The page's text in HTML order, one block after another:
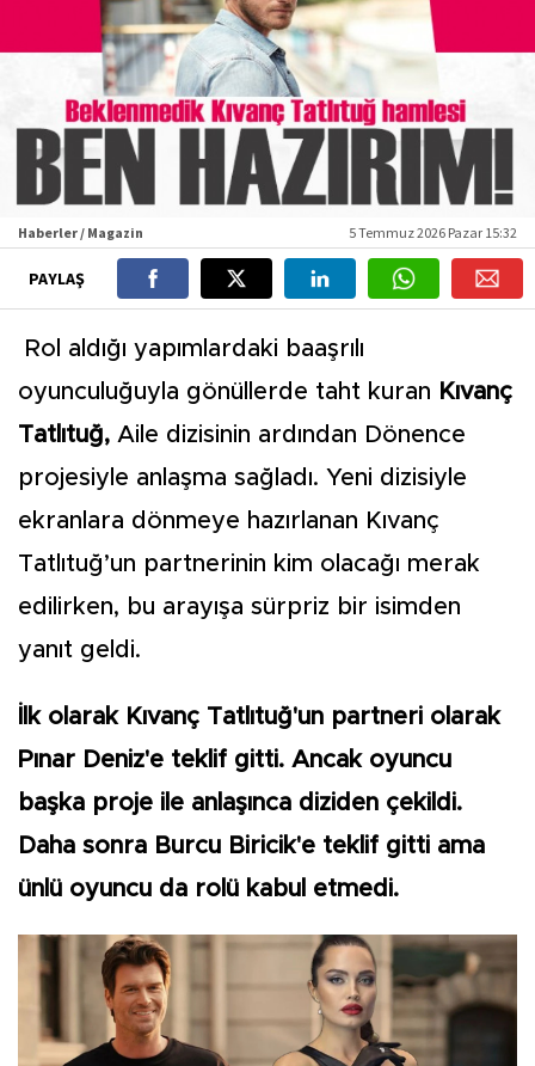
Haberler / Magazin 5 Temmuz 2026 Pazar 15:32
PAYLAŞ
Rol aldığı yapımlardaki baaşrılı
oyunculuğuyla gönüllerde taht kuran Kıvanç
Tatlıtuğ, Aile dizisinin ardından Dönence
projesiyle anlaşma sağladı. Yeni dizisiyle
ekranlara dönmeye hazırlanan Kıvanç
Tatlıtuğ’un partnerinin kim olacağı merak
edilirken, bu arayışa sürpriz bir isimden
yanıt geldi.
İlk olarak Kıvanç Tatlıtuğ'un partneri olarak
Pınar Deniz'e teklif gitti. Ancak oyuncu
başka proje ile anlaşınca diziden çekildi.
Daha sonra Burcu Biricik'e teklif gitti ama
ünlü oyuncu da rolü kabul etmedi.